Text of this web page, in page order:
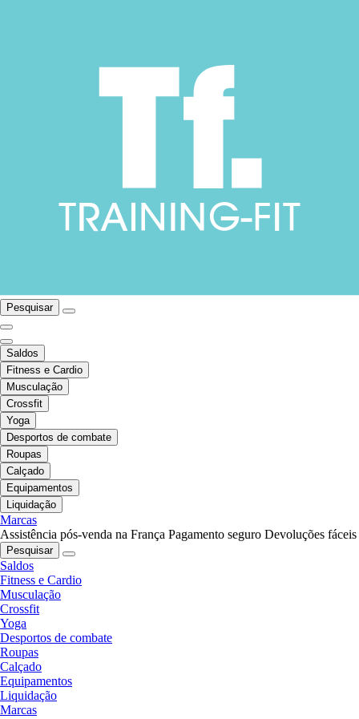
Pesquisar
Saldos
Fitness e Cardio
Musculação
Crossfit
Yoga
Desportos de combate
Roupas
Calçado
Equipamentos
Liquidação
Marcas
Assistência pós-venda na França Pagamento seguro Devoluções fáceis
Pesquisar
Saldos
Fitness e Cardio
Musculação
Crossfit
Yoga
Desportos de combate
Roupas
Calçado
Equipamentos
Liquidação
Marcas